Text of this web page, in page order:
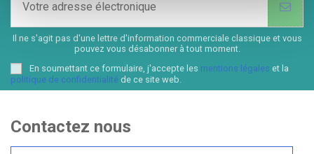
Il ne s'agit pas d'une lettre d'information commerciale classique et vous
pouvez vous désabonner à tout moment.
En soumettant ce formulaire, j'accepte les mentions légales et la
politique de confidentialité de ce site web.
Contactez nous